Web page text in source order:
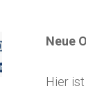
Neue
Hier